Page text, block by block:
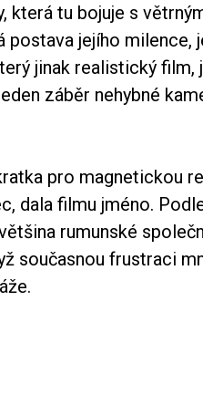
která tu bojuje s
postava jejího milence,
jinak realistický
záběr nehybné
pro magnetickou
dala filmu jméno.
rumunské
současnou frustraci